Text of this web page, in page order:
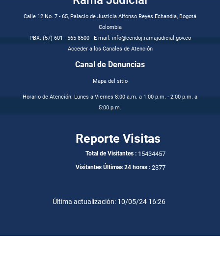
Calle 12 No. 7 - 65, Palacio de Justicia Alfonso Reyes Echandía, Bogotá
Colombia
PBX: (57) 601 - 565 8500 - E-mail: info@cendoj.ramajudicial.gov.co
Acceder a los Canales de Atención
Canal de Denuncias
Mapa del sitio
Horario de Atención: Lunes a Viernes 8:00 a.m. a 1:00 p.m. - 2:00 p.m. a
5:00 p.m.
Reporte Visitas
Total de Visitantes : 15434457
Visitantes Últimas 24 horas : 2377
Última actualización: 10/05/24 16:26